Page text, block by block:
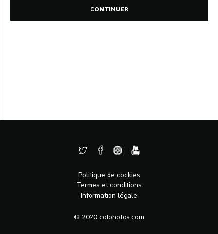
CONTINUER
Politique de cookies
Termes et conditions
Information légale
© 2020 colphotos.com